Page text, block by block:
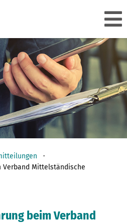
Verband Mittelständische
beim Verband